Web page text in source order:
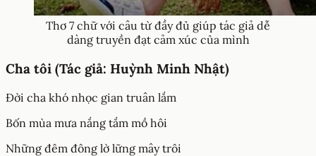
Thơ 7 chữ với câu từ đầy đủ giúp tác giả dễ
dàng truyền đạt cảm xúc của mình
Cha tôi (Tác giả: Huỳnh Minh Nhật)
Đời cha khó nhọc gian truân lắm
Bốn mùa mưa nắng tắm mồ hôi
Những đêm đông lờ lững mây trôi